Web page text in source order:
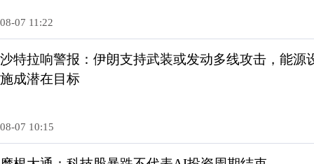
08-07 11:22
沙特拉响警报：伊朗支持武装或发动多线攻击，能源
施成潜在目标
08-07 10:15